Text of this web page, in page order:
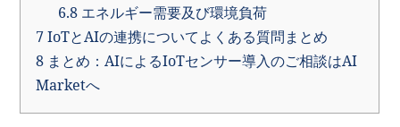
6.8エネルギー需要及び環境負荷
7IoTとAIの連携についてよくある質問まとめ
8 まとめ：AIによるIoTセンサー導入のご相談はAI
Marketへ